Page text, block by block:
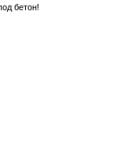
бетон!